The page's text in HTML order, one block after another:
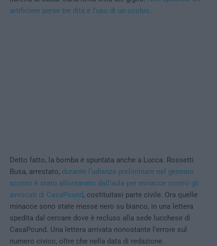
artificiere perse tre dita e l’uso di un occhio
Detto fatto, la bomba è spuntata anche a Lucca. Rossetti
Busa, arrestato, durante l’udienza preliminare nel gennaio
scorso è stato allontanato dall’aula per minacce contro gli
avvocati di CasaPound, costituitasi parte civile. Ora quelle
minacce sono state messe nero su bianco, in una lettera
spedita dal cercare dove è recluso alla sede lucchese di
CasaPound. Una lettera arrivata nonostante l’errore sul
numero civico, oltre che nella data di redazione.